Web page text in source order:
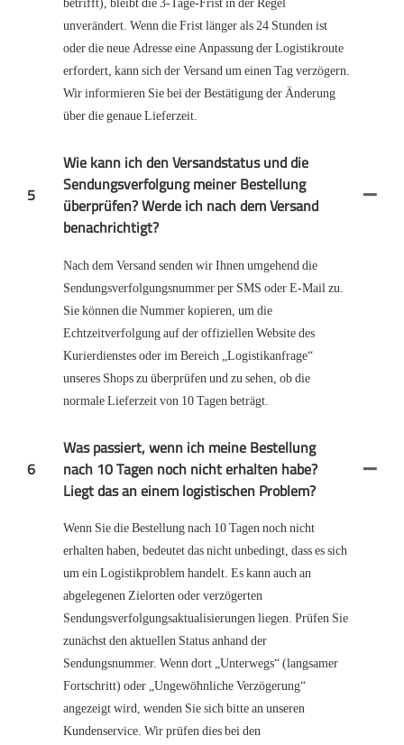
unverändert. Wenn die Frist länger als 24 Stunden ist
oder die neue Adresse eine Anpassung der Logistikroute
erfordert, kann sich der Versand um einen Tag verzögern.
Wir informieren Sie bei der Bestätigung der Änderung
über die genaue Lieferzeit.
5
Wie kann ich den Versandstatus und die
Sendungsverfolgung meiner Bestellung
überprüfen? Werde ich nach dem Versand
benachrichtigt?
Nach dem Versand senden wir Ihnen umgehend die
Sendungsverfolgungsnummer per SMS oder E-Mail zu.
Sie können die Nummer kopieren, um die
Echtzeitverfolgung auf der offiziellen Website des
Kurierdienstes oder im Bereich „Logistikanfrage“
unseres Shops zu überprüfen und zu sehen, ob die
normale Lieferzeit von 10 Tagen beträgt.
6
Was passiert, wenn ich meine Bestellung
nach 10 Tagen noch nicht erhalten habe?
Liegt das an einem logistischen Problem?
Wenn Sie die Bestellung nach 10 Tagen noch nicht
erhalten haben, bedeutet das nicht unbedingt, dass es sich
um ein Logistikproblem handelt. Es kann auch an
abgelegenen Zielorten oder verzögerten
Sendungsverfolgungsaktualisierungen liegen. Prüfen Sie
zunächst den aktuellen Status anhand der
Sendungsnummer. Wenn dort „Unterwegs“ (langsamer
Fortschritt) oder „Ungewöhnliche Verzögerung“
angezeigt wird, wenden Sie sich bitte an unseren
Kundenservice. Wir prüfen dies bei den